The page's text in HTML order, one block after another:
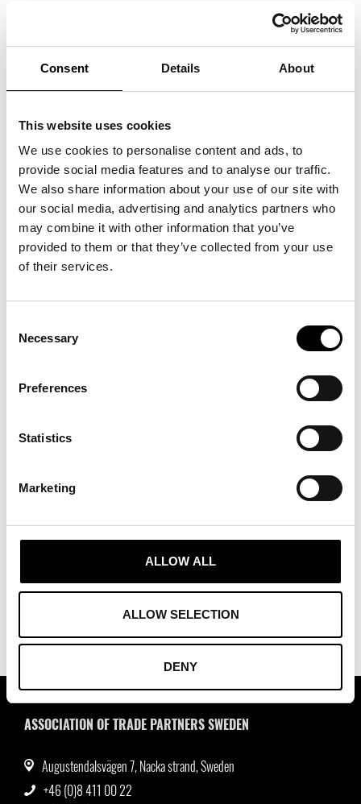
Consent Details About
This website uses cookies
We use cookies to personalise content and ads, to
provide social media features and to analyse our traffic.
We also share information about your use of our site with
our social media, advertising and analytics partners who
may combine it with other information that you’ve
provided to them or that they’ve collected from your use
of their services.
Selection
Necessary
Preferences
Statistics
Marketing
ALLOW ALL
ALLOW SELECTION
DENY
TRADE PARTNERS SWEDEN
MEDLEMMAR I
UTRIKESHANDELSFÖRENINGEN
Trade Partners Sweden är nya medlemmar i
Utrikeshandelsföreningen. I ett mer komplext
handel internationellt får det stöd och den information
och kunskap de behöver och ett sätt vi kan erbjuda våra
experter.
Sveriges Allmänna Utrikeshandelsförening verkar för att åstadkomma ett
att skapa och vidmakthålla ett förstklassigt handels- och
Läs mer om Utrikeshandelsföreningen här:
https://utrikeshandelsforeningen.se/
ASSOCIATION OF TRADE PARTNERS SWEDEN
Augustendalsvägen 7, Nacka strand, Sweden
+46 (0)8 411 00 22